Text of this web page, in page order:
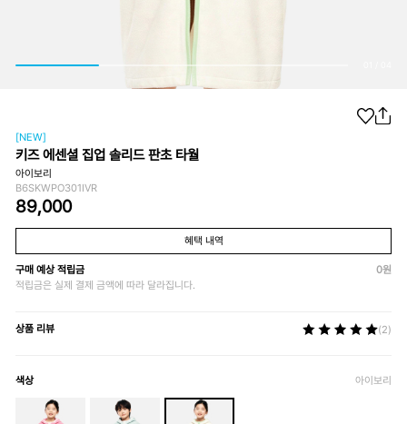
[NEW]
키즈 에센셜 집업 솔리드 판초 타월
아이보리
B6SKWPO301IVR
89,000
혜택 내역
구매 예상 적립금 0원
적립금은 실제 결제 금액에 따라 달라집니다.
상품 리뷰 (2)
색상 아이보리